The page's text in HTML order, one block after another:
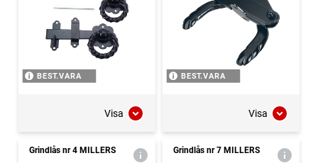
BEST.VARA
Visa
BEST.VARA
Visa
Grindlås nr 4 MILLERS Grindlås nr 7 MILLERS